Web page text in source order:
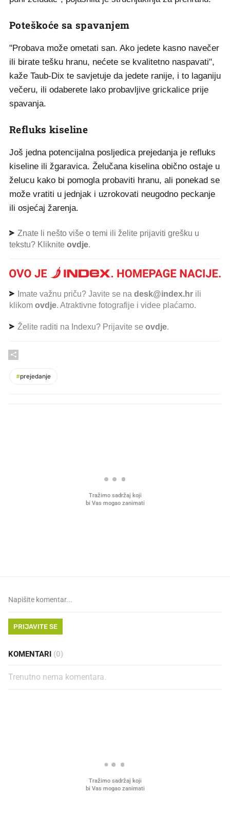
Poteškoće sa spavanjem
"Probava može ometati san. Ako jedete kasno navečer
ili birate tešku hranu, nećete se kvalitetno naspavati",
kaže Taub-Dix te savjetuje da jedete ranije, i to laganiju
večeru, ili odaberete lako probavljive grickalice prije
spavanja.
Refluks kiseline
Još jedna potencijalna posljedica prejedanja je refluks
kiseline ili žgaravica. Želučana kiselina obično ostaje u
želucu kako bi pomogla probaviti hranu, ali ponekad se
može vratiti u jednjak i uzrokovati neugodno peckanje
ili osjećaj žarenja.
Znate li nešto više o temi ili želite prijaviti grešku u
tekstu? Kliknite ovdje.
Imate važnu priču? Javite se na desk@index.hr ili
klikom ovdje. Atraktivne fotografije i videe plaćamo.
Želite raditi na Indexu? Prijavite se ovdje.
#prejedanje
PRIJAVITE SE
KOMENTARI (0)
Trenutno nema komentara.